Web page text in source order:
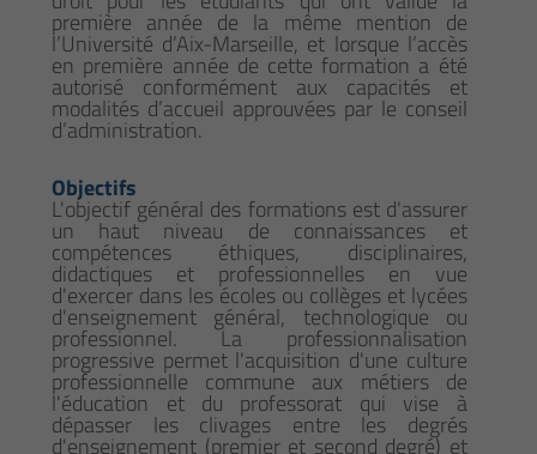
première année de la même mention de
l’Université d’Aix-Marseille, et lorsque l’accès
en première année de cette formation a été
autorisé conformément aux capacités et
modalités d’accueil approuvées par le conseil
d’administration.
Objectifs
L'objectif général des formations est d'assurer
un haut niveau de connaissances et
compétences éthiques, disciplinaires,
didactiques et professionnelles en vue
d'exercer dans les écoles ou collèges et lycées
d'enseignement général, technologique ou
professionnel. La professionnalisation
progressive permet l'acquisition d'une culture
professionnelle commune aux métiers de
l'éducation et du professorat qui vise à
dépasser les clivages entre les degrés
d'enseignement (premier et second degré) et